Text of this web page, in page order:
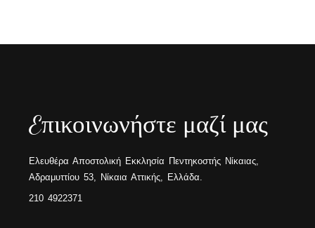
Eπικοινωνήστε μαζί μας
Ελευθέρα Αποστολική Εκκλησία Πεντηκοστής Νίκαιας,
Αδραμυττίου 53, Νίκαια Αττικής, Ελλάδα.
210 4922371